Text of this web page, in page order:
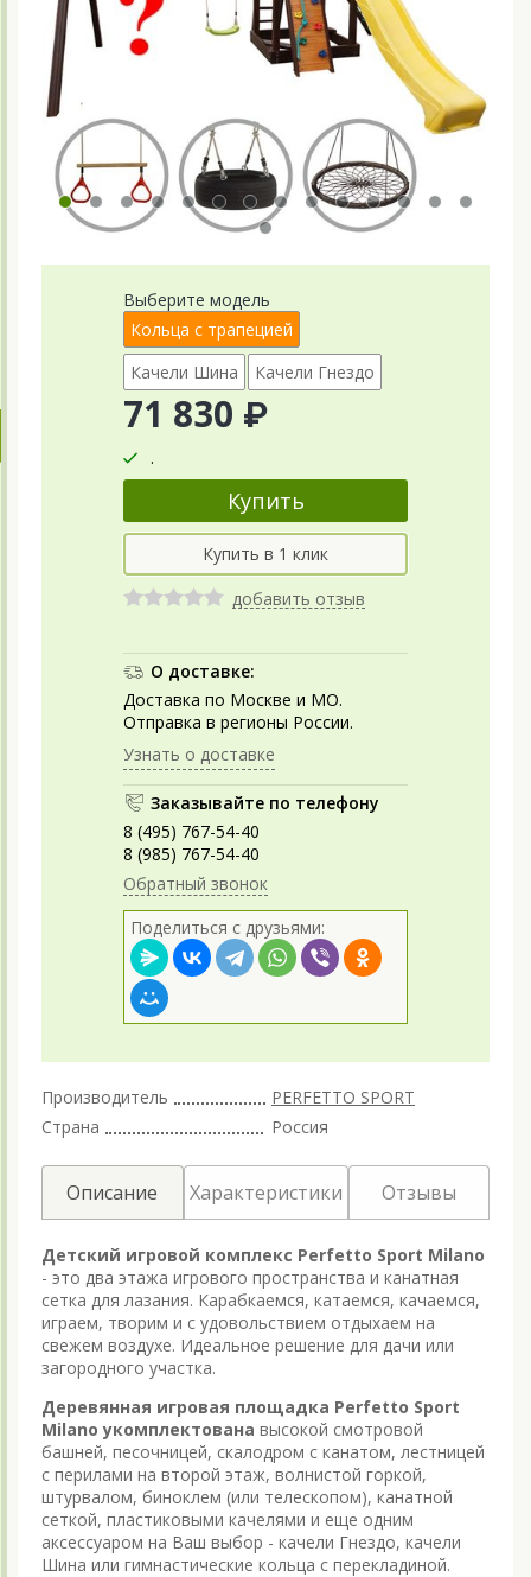
Выберите модель
Кольца с трапецией
Качели Шина
Качели Гнездо
71 830 ₽
.
добавить отзыв
О доставке:
Доставка по Москве и МО.
Отправка в регионы России.
Узнать о доставке
Заказывайте по телефону
8 (495) 767-54-40
8 (985) 767-54-40
Обратный звонок
Поделиться с друзьями:
Производитель
PERFETTO SPORT
Страна
Россия
Описание Характеристики Отзывы
Детский игровой комплекс Perfetto Sport Milano
- это два этажа игрового пространства и канатная
сетка для лазания. Карабкаемся, катаемся, качаемся,
играем, творим и с удовольствием отдыхаем на
свежем воздухе. Идеальное решение для дачи или
загородного участка.
Деревянная игровая площадка Perfetto Sport
Milano укомплектована высокой смотровой
башней, песочницей, скалодром с канатом, лестницей
с перилами на второй этаж, волнистой горкой,
штурвалом, биноклем (или телескопом), канатной
сеткой, пластиковыми качелями и еще одним
аксессуаром на Ваш выбор - качели Гнездо, качели
Шина или гимнастические кольца с перекладиной.